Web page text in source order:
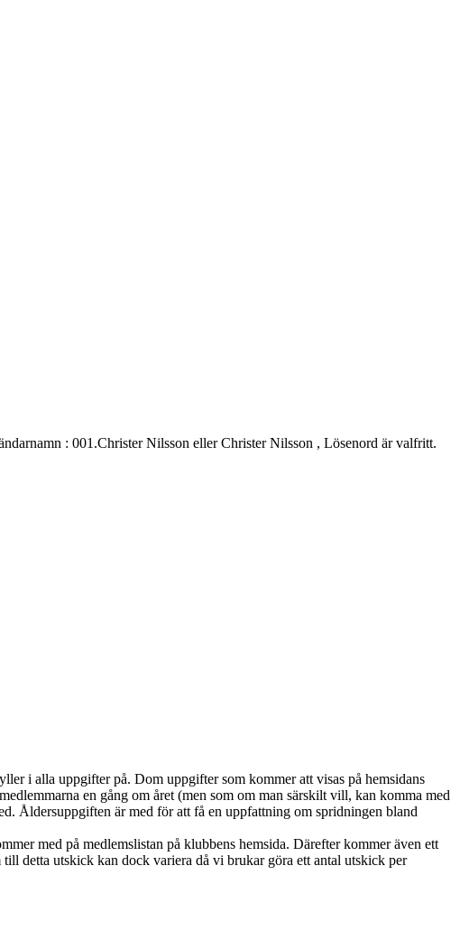
: 001.Christer Nilsson eller Christer Nilsson , Lösenord är valfritt.
i alla uppgifter på. Dom uppgifter som kommer att visas på hemsidans
en gång om året (men som om man särskilt vill, kan komma med
Åldersuppgiften är med för att få en uppfattning om spridningen bland
med på medlemslistan på klubbens hemsida. Därefter kommer även ett
detta utskick kan dock variera då vi brukar göra ett antal utskick per